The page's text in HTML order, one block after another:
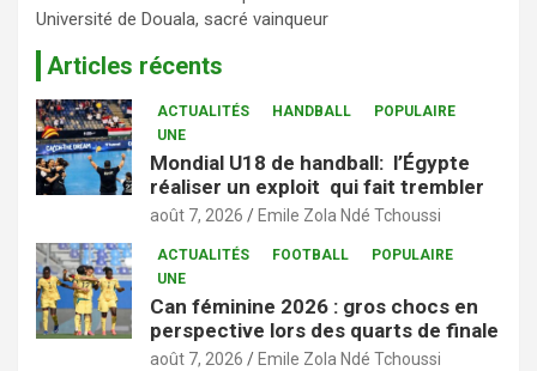
Université de Douala, sacré vainqueur
Articles récents
ACTUALITÉS HANDBALL
POPULAIRE
UNE
Mondial U18 de handball: l’Égypte
réaliser un exploit qui fait trembler
août 7, 2026 Emile Zola Ndé Tchoussi
ACTUALITÉS FOOTBALL
POPULAIRE
UNE
Can féminine 2026 : gros chocs en
perspective lors des quarts de finale
août 7, 2026 Emile Zola Ndé Tchoussi